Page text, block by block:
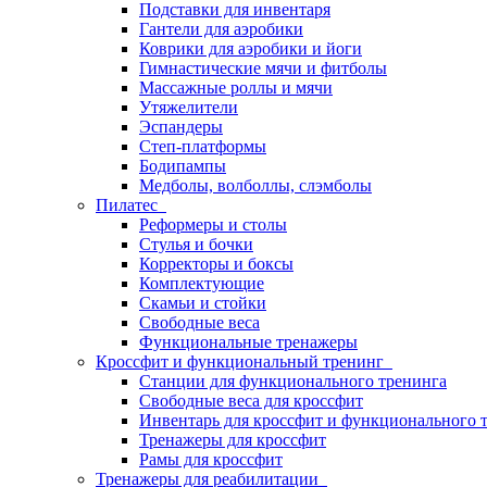
Подставки для инвентаря
Гантели для аэробики
Коврики для аэробики и йоги
Гимнастические мячи и фитболы
Массажные роллы и мячи
Утяжелители
Эспандеры
Степ-платформы
Бодипампы
Медболы, волболлы, слэмболы
Пилатес
Реформеры и столы
Стулья и бочки
Корректоры и боксы
Комплектующие
Скамьи и стойки
Свободные веса
Функциональные тренажеры
Кроссфит и функциональный тренинг
Станции для функционального тренинга
Свободные веса для кроссфит
Инвентарь для кроссфит и функционального
Тренажеры для кроссфит
Рамы для кроссфит
Тренажеры для реабилитации